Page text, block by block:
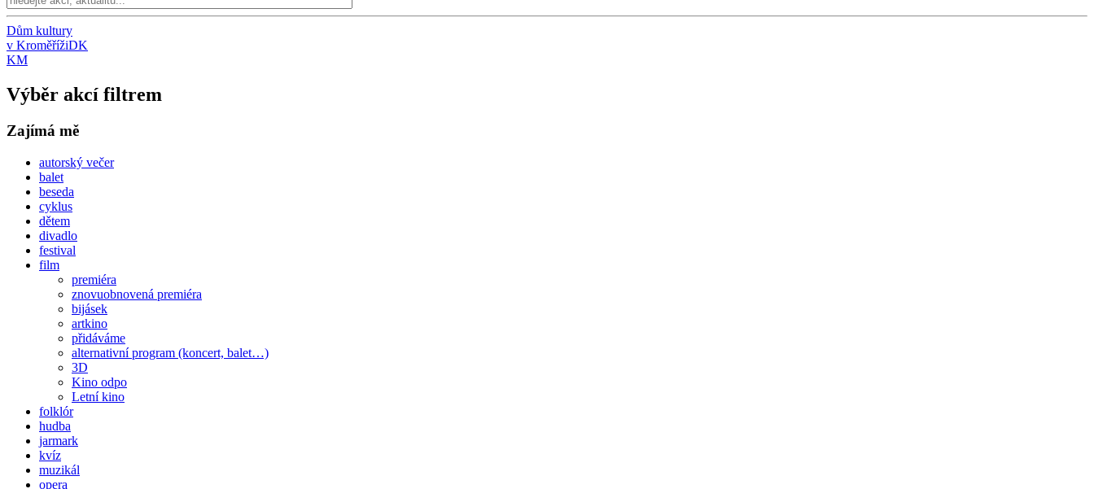
Dům kultury
v KroměřížiDK
KM
Výběr akcí filtrem
Zajímá mě
autorský večer
balet
beseda
cyklus
dětem
divadlo
festival
film
premiéra
znovuobnovená premiéra
bijásek
artkino
přidáváme
alternativní program (koncert, balet…)
3D
Kino odpo
Letní kino
folklór
hudba
jarmark
kvíz
muzikál
opera